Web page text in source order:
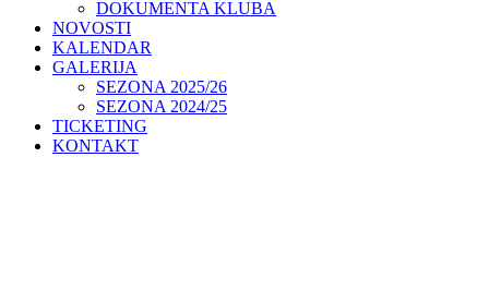
DOKUMENTA KLUBA
NOVOSTI
KALENDAR
GALERIJA
SEZONA 2025/26
SEZONA 2024/25
TICKETING
KONTAKT